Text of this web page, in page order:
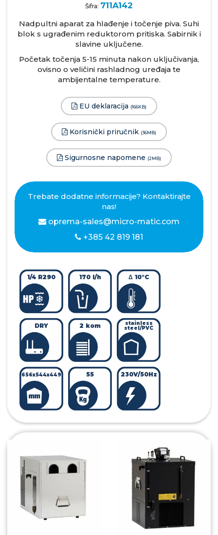
Šifra: 711A142
Nadpultni aparat za hlađenje i točenje piva. Suhi
blok s ugrađenim reduktorom pritiska. Sabirnik i
slavine uključene.
Početak točenja 5-15 minuta nakon uključivanja,
ovisno o veličini rashladnog uređaja te
ambijentalne temperature.
EU deklaracija (166KB)
Korisnički priručnik (36MB)
Sigurnosne napomene (2MB)
Trebate dodatne informacije? Kontaktirajte
nas!
oprema-sales@micro-matic.com
+385 42 819 181
1/4 R290 170 l/h Δ 10°C
DRY 2 kom stainless
steel/PVC
656x544x449 55 230V/50Hz